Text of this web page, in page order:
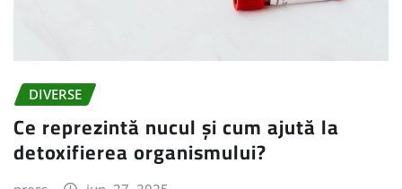
DIVERSE
Ce reprezintă nucul și cum ajută la
detoxifierea organismului?